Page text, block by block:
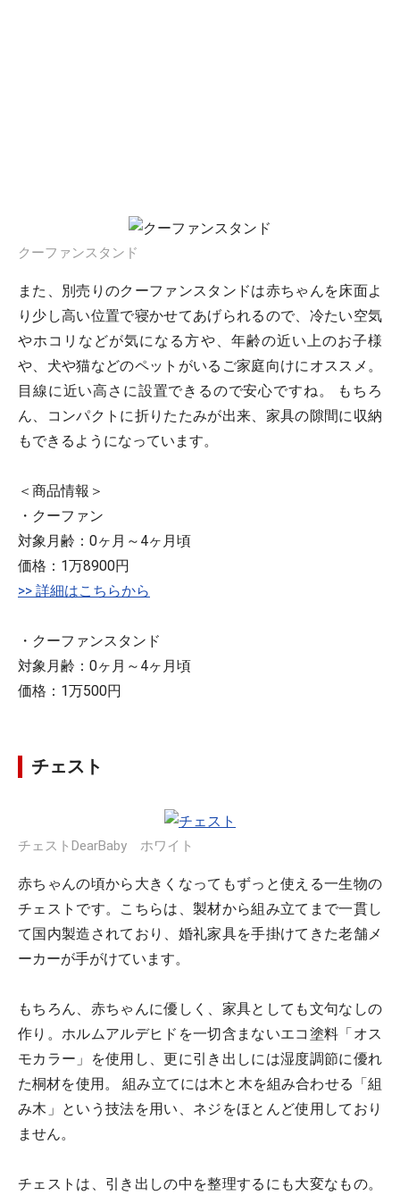
クーファンスタンド
また、別売りのクーファンスタンドは赤ちゃんを床面よ
り少し高い位置で寝かせてあげられるので、冷たい空気
やホコリなどが気になる方や、年齢の近い上のお子様
や、犬や猫などのペットがいるご家庭向けにオススメ。
目線に近い高さに設置できるので安心ですね。 もちろ
ん、コンパクトに折りたたみが出来、家具の隙間に収納
もできるようになっています。
＜商品情報＞
・クーファン
対象月齢：0ヶ月～4ヶ月頃
価格：1万8900円
>> 詳細はこちらから
・クーファンスタンド
対象月齢：0ヶ月～4ヶ月頃
価格：1万500円
チェスト
チェストDearBaby ホワイト
赤ちゃんの頃から大きくなってもずっと使える一生物の
チェストです。こちらは、製材から組み立てまで一貫し
て国内製造されており、婚礼家具を手掛けてきた老舗メ
ーカーが手がけています。
もちろん、赤ちゃんに優しく、家具としても文句なしの
作り。ホルムアルデヒドを一切含まないエコ塗料「オス
モカラー」を使用し、更に引き出しには湿度調節に優れ
た桐材を使用。 組み立てには木と木を組み合わせる「組
み木」という技法を用い、ネジをほとんど使用しており
ません。
チェストは、引き出しの中を整理するにも大変なもの。